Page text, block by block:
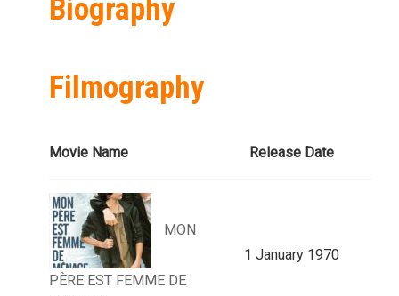
Biography
Filmography
Movie Name Release Date
MON
PÈRE EST FEMME DE
1 January 1970